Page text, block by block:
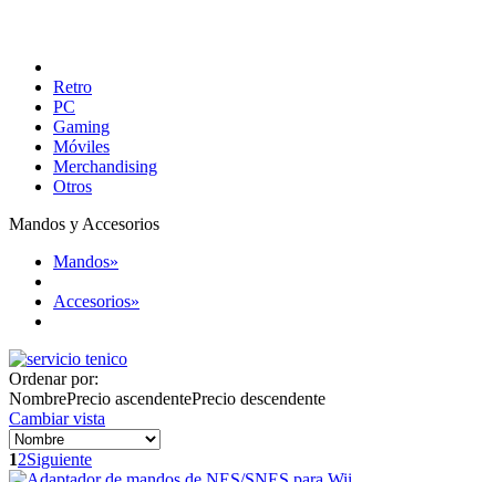
Retro
PC
Gaming
Móviles
Merchandising
Otros
Mandos y Accesorios
Mandos»
Accesorios»
Ordenar por:
NombrePrecio ascendentePrecio descendente
Cambiar vista
12Siguiente